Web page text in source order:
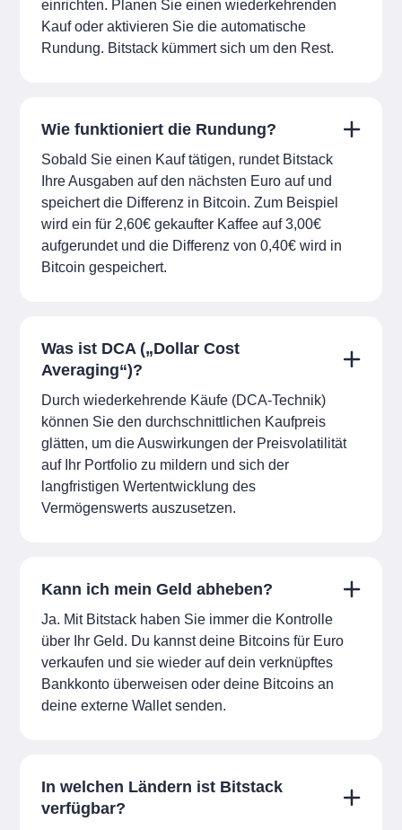
einrichten. Planen Sie einen wiederkehrenden
Kauf oder aktivieren Sie die automatische
Rundung. Bitstack kümmert sich um den Rest.
Wie funktioniert die Rundung?
Sobald Sie einen Kauf tätigen, rundet Bitstack
Ihre Ausgaben auf den nächsten Euro auf und
speichert die Differenz in Bitcoin. Zum Beispiel
wird ein für 2,60€ gekaufter Kaffee auf 3,00€
aufgerundet und die Differenz von 0,40€ wird in
Bitcoin gespeichert.
Was ist DCA („Dollar Cost
Averaging“)?
Durch wiederkehrende Käufe (DCA-Technik)
können Sie den durchschnittlichen Kaufpreis
glätten, um die Auswirkungen der Preisvolatilität
auf Ihr Portfolio zu mildern und sich der
langfristigen Wertentwicklung des
Vermögenswerts auszusetzen.
Kann ich mein Geld abheben?
Ja. Mit Bitstack haben Sie immer die Kontrolle
über Ihr Geld. Du kannst deine Bitcoins für Euro
verkaufen und sie wieder auf dein verknüpftes
Bankkonto überweisen oder deine Bitcoins an
deine externe Wallet senden.
In welchen Ländern ist Bitstack
verfügbar?